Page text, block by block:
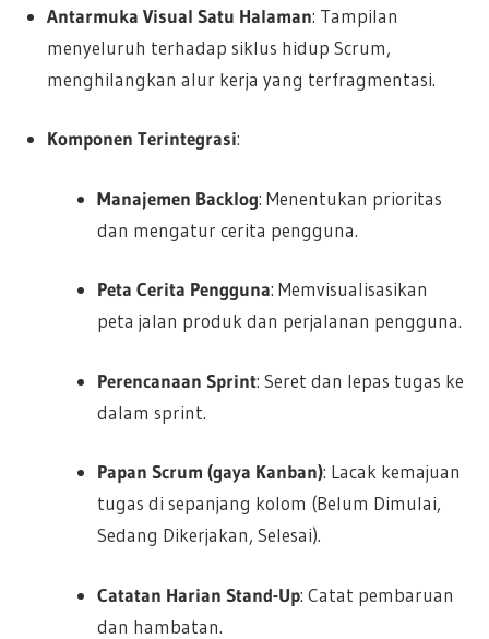
Antarmuka Visual Satu Halaman: Tampilan
menyeluruh terhadap siklus hidup Scrum,
menghilangkan alur kerja yang terfragmentasi.
Komponen Terintegrasi:
Manajemen Backlog: Menentukan prioritas
dan mengatur cerita pengguna.
Peta Cerita Pengguna: Memvisualisasikan
peta jalan produk dan perjalanan pengguna.
Perencanaan Sprint: Seret dan lepas tugas ke
dalam sprint.
Papan Scrum (gaya Kanban): Lacak kemajuan
tugas di sepanjang kolom (Belum Dimulai,
Sedang Dikerjakan, Selesai).
Catatan Harian Stand-Up: Catat pembaruan
dan hambatan.